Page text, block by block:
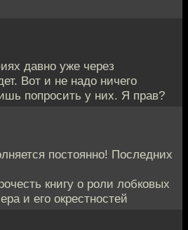
давно уже через
Вот и не надо ничего
попросить у них. Я прав?
постоянно! Последних
книгу о роли лобковых
и его окрестностей